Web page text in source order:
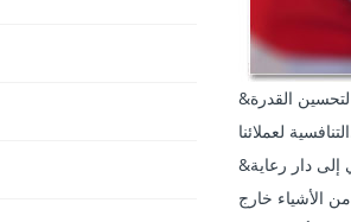
&نبسب ; &نبسب ; نبيع أقمشةنا لجميع أنحاء العالم. أينما توجد منتجاتنا ، نرى أنفسنا كشريك محلي في تلك الأماكن ، نبذل قصارى جهدنا لتحسين القدرة
&نبسب ; &نبسب ; نحن ندعم المحرومين اجتماعيًا ونسعى إلى تقديم بعض المساعدة لهم بما يمكننا القيام به من أجلهم. كل شهرين ، نأتي إلى دار رعاية
الأشياء خارج